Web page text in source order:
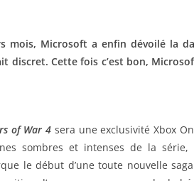
mois, Microsoft a enfin dévoilé la
discret. Cette fois c’est bon,
of War 4 sera une exclusivité Xbox
sombres et intenses de la série,
le début d’une toute nouvelle